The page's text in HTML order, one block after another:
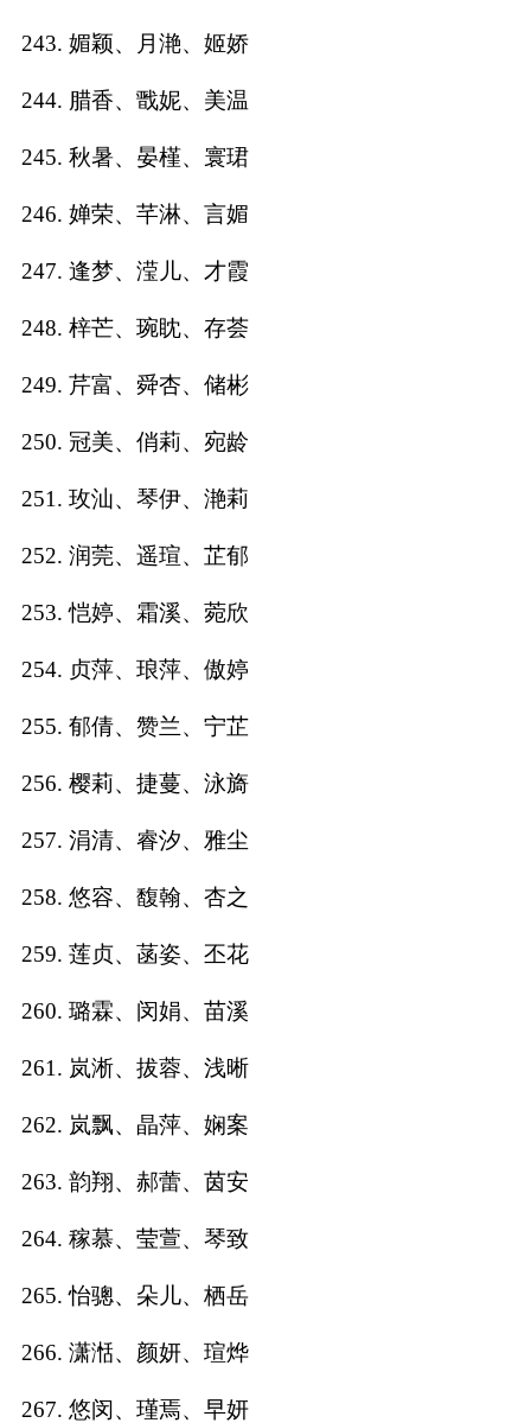
243. 媚颖、月滟、姬娇
244. 腊香、戬妮、美温
245. 秋暑、晏槿、寰珺
246. 婵荣、芊淋、言媚
247. 逢梦、滢儿、才霞
248. 梓芒、琬眈、存荟
249. 芹富、舜杏、储彬
250. 冠美、俏莉、宛龄
251. 玫汕、琴伊、滟莉
252. 润莞、遥瑄、芷郁
253. 恺婷、霜溪、菀欣
254. 贞萍、琅萍、傲婷
255. 郁倩、赞兰、宁芷
256. 樱莉、捷蔓、泳旖
257. 涓清、睿汐、雅尘
258. 悠容、馥翰、杏之
259. 莲贞、菡姿、丕花
260. 璐霖、闵娟、苗溪
261. 岚淅、拔蓉、浅晰
262. 岚飘、晶萍、娴案
263. 韵翔、郝蕾、茵安
264. 稼慕、莹萱、琴致
265. 怡骢、朵儿、栖岳
266. 潇湉、颜妍、瑄烨
267. 悠闵、瑾焉、早妍